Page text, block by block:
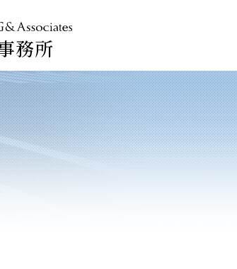
務所
法人のお客様
企業法務専用